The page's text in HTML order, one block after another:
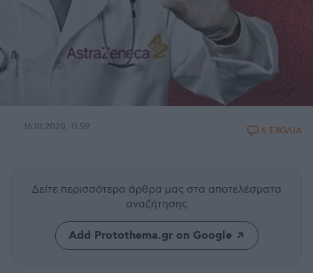
16.10.2020, 11:59 6 ΣΧΟΛΙΑ
Δείτε περισσότερα άρθρα μας στα αποτελέσματα
αναζήτησης
Add Protothema.gr on Google